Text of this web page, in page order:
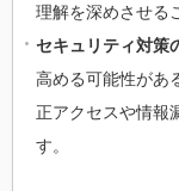
理解を深めさせる
セキュリティ対策
高める可能性があ
正アクセスや情報
す。